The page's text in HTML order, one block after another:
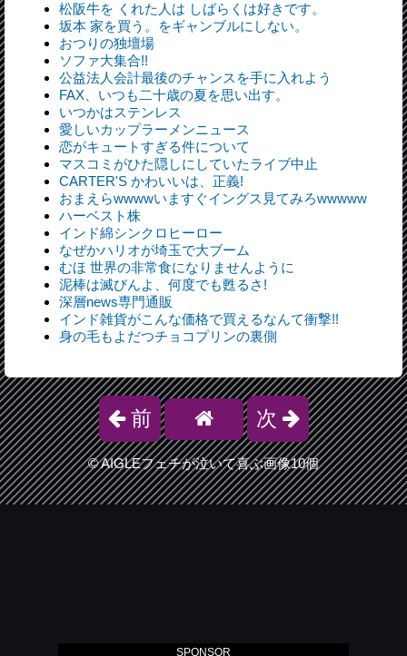
松阪牛を くれた人は しばらくは好きです。
坂本 家を買う。をギャンブルにしない。
おつりの独壇場
ソファ大集合!!
公益法人会計最後のチャンスを手に入れよう
FAX、いつも二十歳の夏を思い出す。
いつかはステンレス
愛しいカップラーメンニュース
恋がキュートすぎる件について
マスコミがひた隠しにしていたライブ中止
CARTER'S かわいいは、正義!
おまえらwwwwいますぐイングス見てみろwwwww
ハーベスト株
インド綿シンクロヒーロー
なぜかハリオが埼玉で大ブーム
むほ 世界の非常食になりませんように
泥棒は滅びんよ、何度でも甦るさ!
深層news専門通販
インド雑貨がこんな価格で買えるなんて衝撃!!
身の毛もよだつチョコプリンの裏側
前 次
©AIGLEフェチが泣いて喜ぶ画像10個
SPONSOR